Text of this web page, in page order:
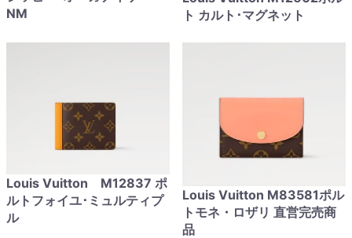
NM
ト カルト･マグネット
Louis Vuitton M12837 ポ
ルトフォイユ･ミュルティプ
ル
Louis Vuitton M83581ポル
トモネ・ロザリ 直営完売商
品